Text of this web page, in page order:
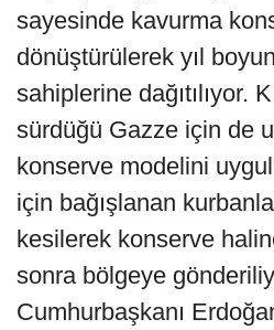
sayesinde kavurma
dönüştürülerek yıl
sahiplerine dağıtılıyor.
sürdüğü Gazze için de
konserve modelini
için bağışlanan
kesilerek konserve
sonra bölgeye
Cumhurbaşkanı